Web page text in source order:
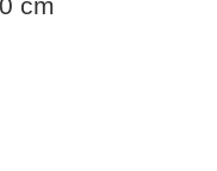
cm